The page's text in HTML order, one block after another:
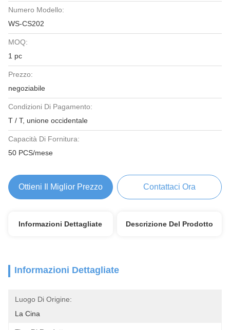
Numero Modello:
WS-CS202
MOQ:
1 pc
Prezzo:
negoziabile
Condizioni Di Pagamento:
T / T, unione occidentale
Capacità Di Fornitura:
50 PCS/mese
Ottieni Il Miglior Prezzo Contattaci Ora
Informazioni Dettagliate Descrizione Del Prodotto
Informazioni Dettagliate
Luogo Di Origine:
La Cina